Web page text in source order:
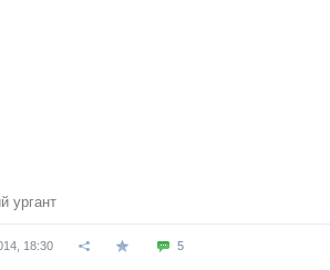
ургант
18:30 5